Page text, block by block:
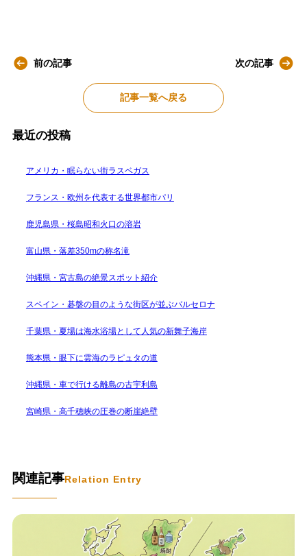
前の記事
記事一覧へ戻る
次の記事
最近の投稿
アメリカ・眠らない街ラスベガス
フランス・欧州を代表する世界都市パリ
鹿児島県・桜島昭和火口の溶岩
富山県・落差350mの称名滝
沖縄県・宮古島の絶景スポット紹介
スペイン・碁盤の目のような街区が並ぶバルセロナ
千葉県・夏場は海水浴場として人気の新舞子海岸
熊本県・眼下に雲海のラピュタの道
沖縄県・車で行ける離島の古宇利島
宮崎県・高千穂峡の圧巻の断崖絶壁
関連記事Relation Entry